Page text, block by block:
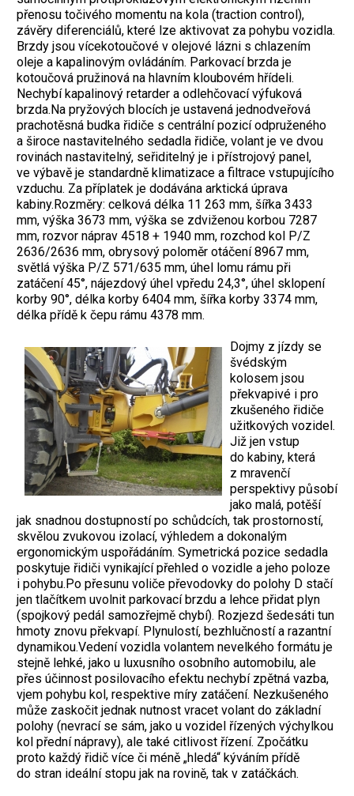
přenosu točivého momentu na kola (traction control),
závěry diferenciálů, které lze aktivovat za pohybu vozidla.
Brzdy jsou vícekotoučové v olejové lázni s chlazením
oleje a kapalinovým ovládáním. Parkovací brzda je
kotoučová pružinová na hlavním kloubovém hřídeli.
Nechybí kapalinový retarder a odlehčovací výfuková
brzda.Na pryžových blocích je ustavená jednodveřová
prachotěsná budka řidiče s centrální pozicí odpruženého
a široce nastavitelného sedadla řidiče, volant je ve dvou
rovinách nastavitelný, seřiditelný je i přístrojový panel,
ve výbavě je standardně klimatizace a filtrace vstupujícího
vzduchu. Za příplatek je dodávána arktická úprava
kabiny.Rozměry: celková délka 11 263 mm, šířka 3433
mm, výška 3673 mm, výška se zdviženou korbou 7287
mm, rozvor náprav 4518 + 1940 mm, rozchod kol P/Z
2636/2636 mm, obrysový poloměr otáčení 8967 mm,
světlá výška P/Z 571/635 mm, úhel lomu rámu při
zatáčení 45°, nájezdový úhel vpředu 24,3°, úhel sklopení
korby 90°, délka korby 6404 mm, šířka korby 3374 mm,
délka přídě k čepu rámu 4378 mm.
Dojmy z jízdy se
švédským
kolosem jsou
překvapivé i pro
zkušeného řidiče
užitkových vozidel.
Již jen vstup
do kabiny, která
z mravenčí
perspektivy působí
jako malá, potěší
jak snadnou dostupností po schůdcích, tak prostorností,
skvělou zvukovou izolací, výhledem a dokonalým
ergonomickým uspořádáním. Symetrická pozice sedadla
poskytuje řidiči vynikající přehled o vozidle a jeho poloze
i pohybu.Po přesunu voliče převodovky do polohy D stačí
jen tlačítkem uvolnit parkovací brzdu a lehce přidat plyn
(spojkový pedál samozřejmě chybí). Rozjezd šedesáti tun
hmoty znovu překvapí. Plynulostí, bezhlučností a razantní
dynamikou.Vedení vozidla volantem nevelkého formátu je
stejně lehké, jako u luxusního osobního automobilu, ale
přes účinnost posilovacího efektu nechybí zpětná vazba,
vjem pohybu kol, respektive míry zatáčení. Nezkušeného
může zaskočit jednak nutnost vracet volant do základní
polohy (nevrací se sám, jako u vozidel řízených výchylkou
kol přední nápravy), ale také citlivost řízení. Zpočátku
proto každý řidič více či méně „hledá“ kýváním přídě
do stran ideální stopu jak na rovině, tak v zatáčkách.